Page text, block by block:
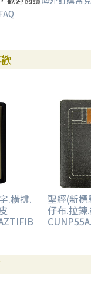
.橫排. 聖經(新
仔布.拉鍊